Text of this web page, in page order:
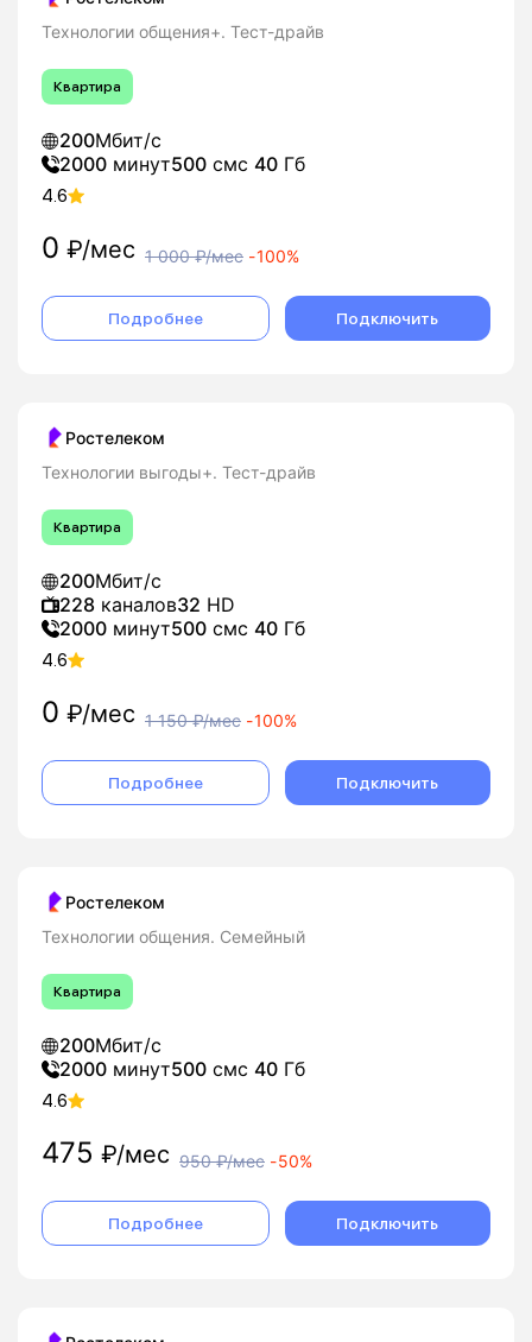
Технологии общения+. Тест-драйв
Квартира
200Мбит/с
2000 минут500 смс 40 Гб
4.6
0 ₽/мес 1 000₽/мес -100%
Подробнее Подключить
Ростелеком
Технологии выгоды+. Тест-драйв
Квартира
200Мбит/с
228 каналов32 HD
2000 минут500 смс 40 Гб
4.6
0 ₽/мес 1 150₽/мес -100%
Подробнее Подключить
Ростелеком
Технологии общения. Семейный
Квартира
200Мбит/с
2000 минут500 смс 40 Гб
4.6
475 ₽/мес 950₽/мес -50%
Подробнее Подключить